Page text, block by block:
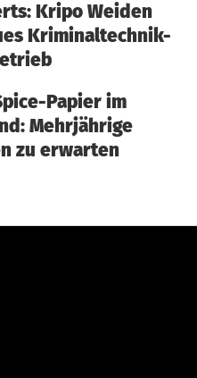
Kripo Weiden
Kriminaltechnik-
Papier im
Mehrjährige
zu erwarten